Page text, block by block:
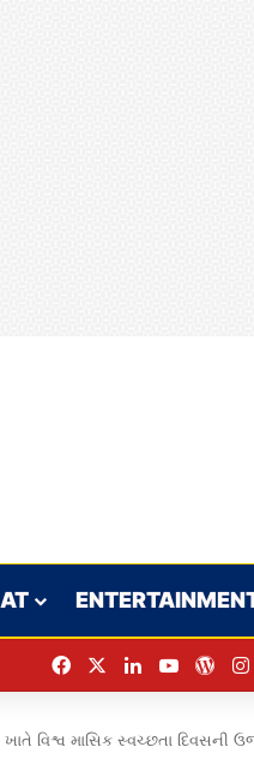
FacebookLinkedInYouTube
ખાતે વિશ્વ માસિક સ્વચ્છતા દિવસની